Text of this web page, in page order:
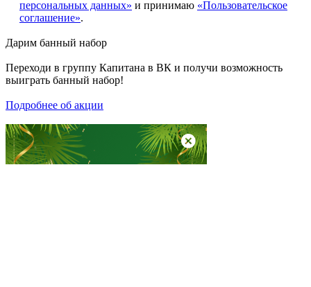
персональных данных» и принимаю «Пользовательское
соглашение».
Дарим банный набор
Переходи в группу Капитана в ВК и получи возможность
выиграть банный набор!
Подробнее об акции